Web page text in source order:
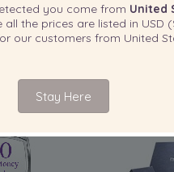
you come from United
all the prices are listed in USD
our customers from United
Stay Here